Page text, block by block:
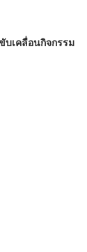
เคลื่อนกิจกรรม